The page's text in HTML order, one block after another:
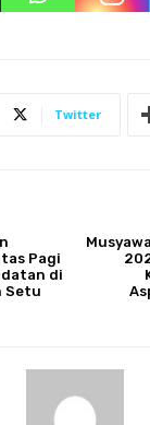
Twitter
Pagi
di
Setu